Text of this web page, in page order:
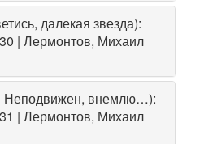
далекая звезда):
| Лермонтов, Михаил
Неподвижен, внемлю…):
| Лермонтов, Михаил